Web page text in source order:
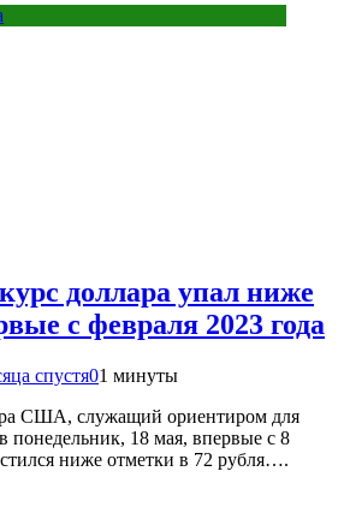
доллара упал ниже
с февраля 2023 года
спустя01 минуты
США, служащий ориентиром для
понедельник, 18 мая, впервые с 8
ниже отметки в 72 рубля….